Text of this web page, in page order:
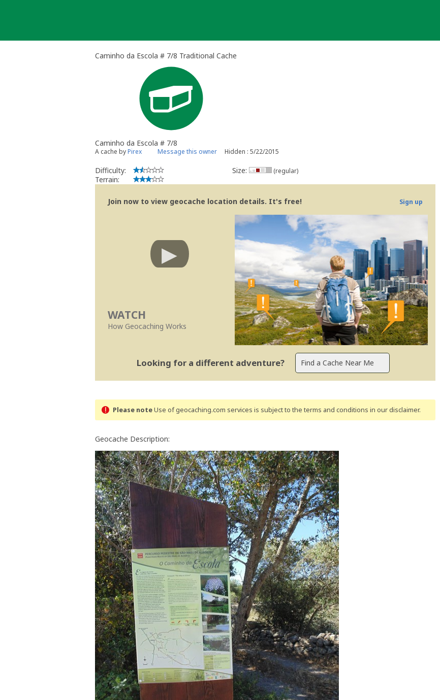
Caminho da Escola # 7/8 Traditional Cache
Caminho da Escola # 7/8
A cache byPirex Message this owner Hidden : 5/22/2015
Difficulty:
Terrain:
Size: (regular)
Join now to view geocache location details. It's free! Sign up
WATCH
How Geocaching Works
Looking for a different adventure?
Please noteUse of geocaching.com services is subject to the terms and conditions in our disclaimer.
Geocache Description: